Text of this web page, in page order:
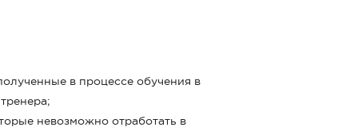
в процессе обучения в
невозможно отработать в